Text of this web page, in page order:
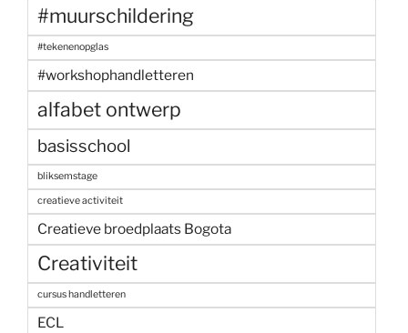
#muurschildering
#tekenenopglas
#workshophandletteren
alfabet ontwerp
basisschool
bliksemstage
creatieve activiteit
Creatieve broedplaats Bogota
Creativiteit
cursus handletteren
ECL